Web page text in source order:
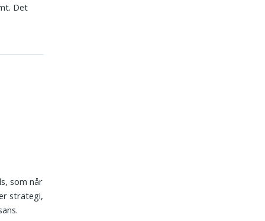
Det
som når
strategi,